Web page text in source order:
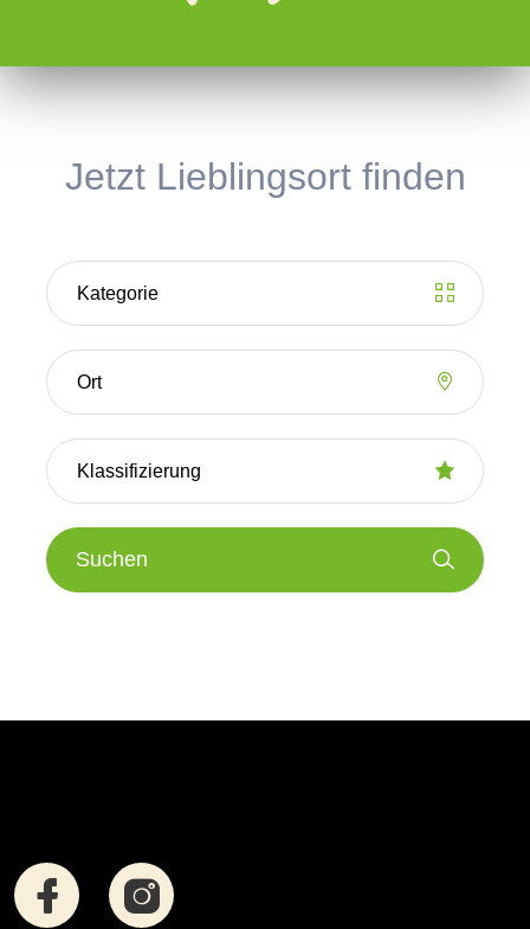
Jetzt Lieblingsort finden
Suchen